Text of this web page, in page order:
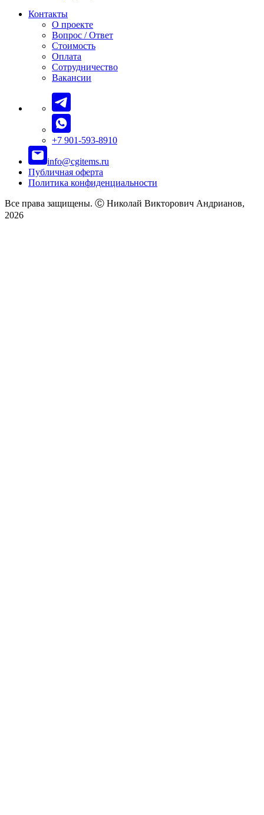
Контакты
О проекте
Вопрос / Ответ
Стоимость
Оплата
Сотрудничество
Вакансии
+7 901-593-8910
info@cgitems.ru
Публичная оферта
Политика конфиденциальности
Все права защищены. Ⓒ Николай Викторович Андрианов,
2026